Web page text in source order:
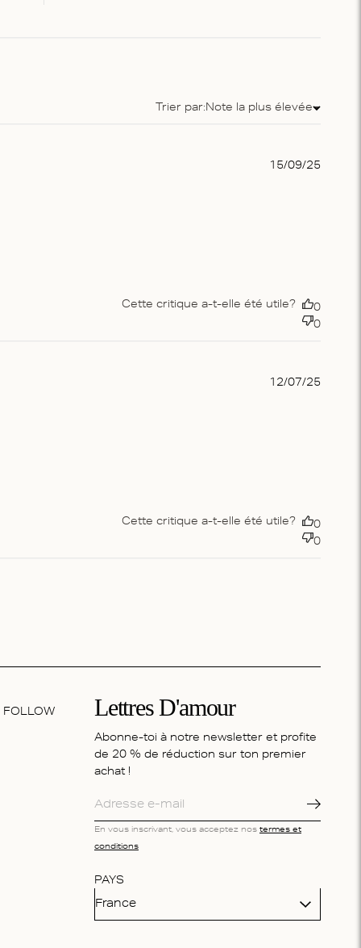
Trier par
Trier par:Note la plus élevée
15/09/25
Cette critique a-t-elle été utile?
0
0
12/07/25
Cette critique a-t-elle été utile?
0
0
FOLLOW Lettres D'amour
Abonne-toi à notre newsletter et profite
de 20 % de réduction sur ton premier
achat !
En vous inscrivant, vous acceptez nos termes et
conditions
PAYS
France